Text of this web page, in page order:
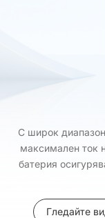
С широк
максимален ток
батерия
Гледайте